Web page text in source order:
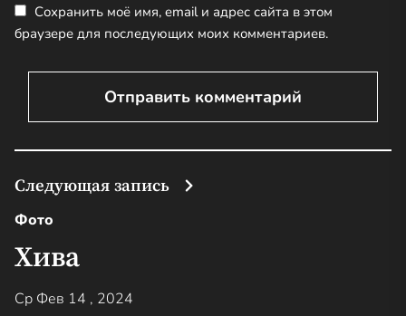
Сохранить моё имя, email и адрес сайта в этом
браузере для последующих моих комментариев.
Следующая запись
Фото
Хива
Ср Фев 14 , 2024